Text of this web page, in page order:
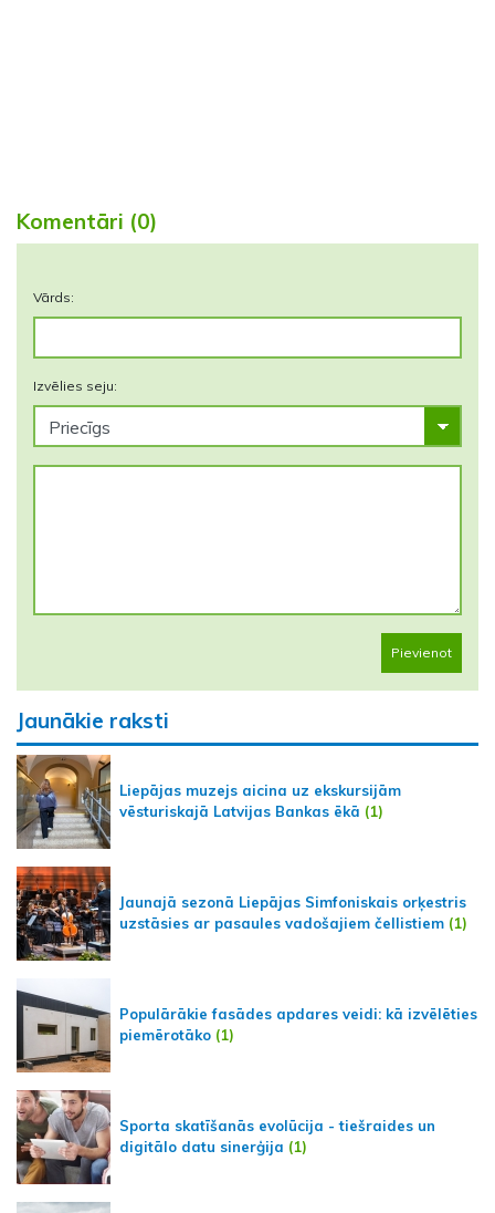
Komentāri (0)
Vārds:
Izvēlies seju:
Pievienot
Jaunākie raksti
Liepājas muzejs aicina uz ekskursijām
vēsturiskajā Latvijas Bankas ēkā (1)
Jaunajā sezonā Liepājas Simfoniskais orķestris
uzstāsies ar pasaules vadošajiem čellistiem (1)
Populārākie fasādes apdares veidi: kā izvēlēties
piemērotāko (1)
Sporta skatīšanās evolūcija - tiešraides un
digitālo datu sinerģija (1)